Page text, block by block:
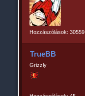
Hozzászólások: 30559
TrueBB
Grizzly